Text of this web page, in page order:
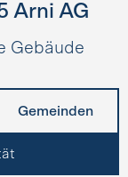
Arni AG
Gebäude
Gemeinden